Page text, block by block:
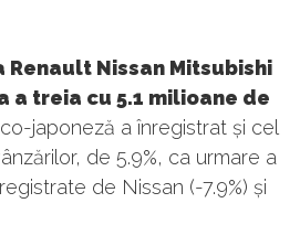
Nissan Mitsubishi
a treia cu 5.1 milioane de
japoneză a înregistrat și cel
de 5.9%, ca urmare a
de Nissan (-7.9%) și